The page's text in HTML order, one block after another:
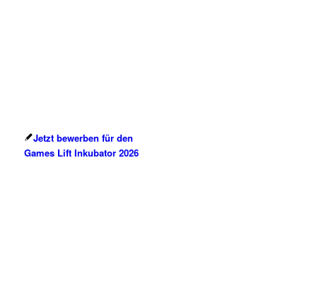
Jetzt bewerben für den
Games Lift Inkubator 2026